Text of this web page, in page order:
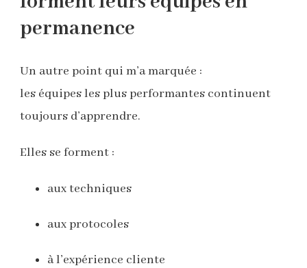
permanence
Un autre point qui m’a marquée :
les équipes les plus performantes continuent
toujours d’apprendre.
Elles se forment :
aux techniques
aux protocoles
à l’expérience cliente